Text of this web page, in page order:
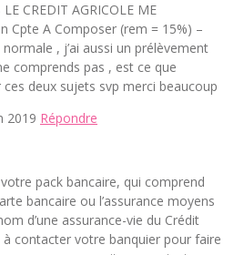
CREDIT AGRICOLE ME
Cpte A Composer (rem = 15%) –
, j’ai aussi un prélèvement
comprends pas , est ce que
ces deux sujets svp merci beaucoup
2019 Répondre
pack bancaire, qui comprend
bancaire ou l’assurance moyens
d’une assurance-vie du Crédit
contacter votre banquier pour faire